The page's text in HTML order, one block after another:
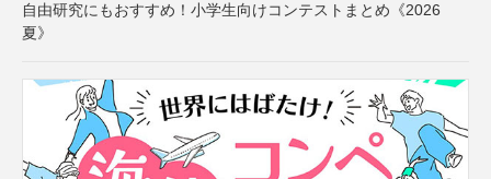
自由研究にもおすすめ！小学生向けコンテストまとめ《2026
夏》